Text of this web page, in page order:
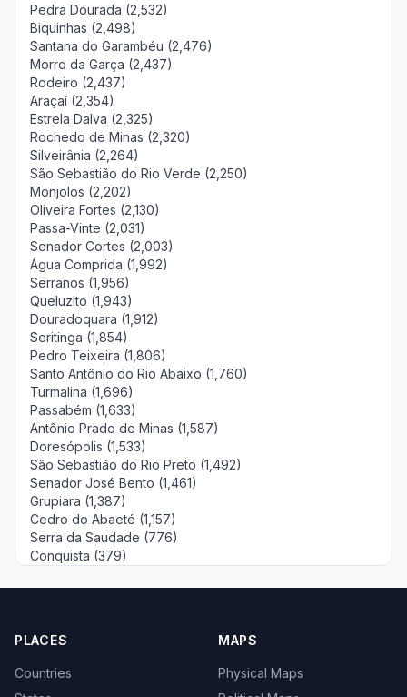
Pedra Dourada (2,532)
Biquinhas (2,498)
Santana do Garambéu (2,476)
Morro da Garça (2,437)
Rodeiro (2,437)
Araçaí (2,354)
Estrela Dalva (2,325)
Rochedo de Minas (2,320)
Silveirânia (2,264)
São Sebastião do Rio Verde (2,250)
Monjolos (2,202)
Oliveira Fortes (2,130)
Passa-Vinte (2,031)
Senador Cortes (2,003)
Água Comprida (1,992)
Serranos (1,956)
Queluzito (1,943)
Douradoquara (1,912)
Seritinga (1,854)
Pedro Teixeira (1,806)
Santo Antônio do Rio Abaixo (1,760)
Turmalina (1,696)
Passabém (1,633)
Antônio Prado de Minas (1,587)
Doresópolis (1,533)
São Sebastião do Rio Preto (1,492)
Senador José Bento (1,461)
Grupiara (1,387)
Cedro do Abaeté (1,157)
Serra da Saudade (776)
Conquista (379)
PLACES
Countries
MAPS
Physical Maps